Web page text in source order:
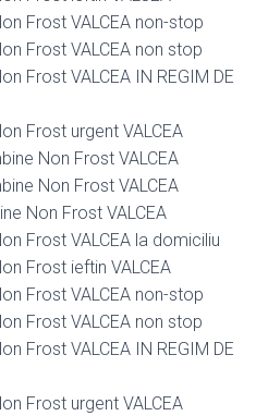
Frost VALCEA non-stop
Frost VALCEA non stop
Frost VALCEA IN REGIM DE
Frost urgent VALCEA
Non Frost VALCEA
Non Frost VALCEA
Non Frost VALCEA
Frost VALCEA la domiciliu
Frost ieftin VALCEA
Frost VALCEA non-stop
Frost VALCEA non stop
Frost VALCEA IN REGIM DE
Frost urgent VALCEA